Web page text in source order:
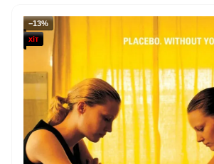
−13%
хіт